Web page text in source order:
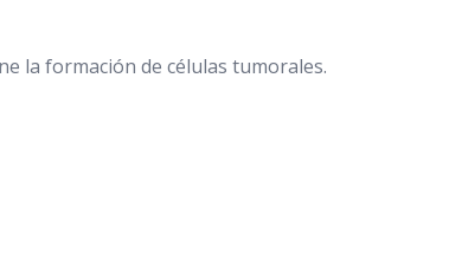
la formación de células tumorales.